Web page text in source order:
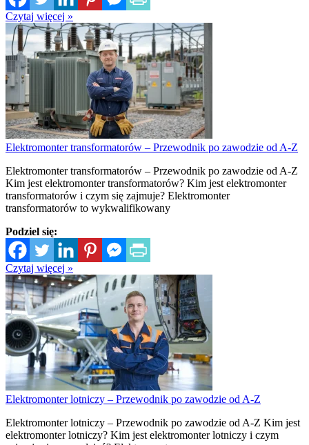
Czytaj więcej »
Elektromonter transformatorów – Przewodnik po zawodzie od A-Z
Elektromonter transformatorów – Przewodnik po zawodzie od A-Z
Kim jest elektromonter transformatorów? Kim jest elektromonter
transformatorów i czym się zajmuje? Elektromonter
transformatorów to wykwalifikowany
Podziel się:
Czytaj więcej »
Elektromonter lotniczy – Przewodnik po zawodzie od A-Z
Elektromonter lotniczy – Przewodnik po zawodzie od A-Z Kim jest
elektromonter lotniczy? Kim jest elektromonter lotniczy i czym